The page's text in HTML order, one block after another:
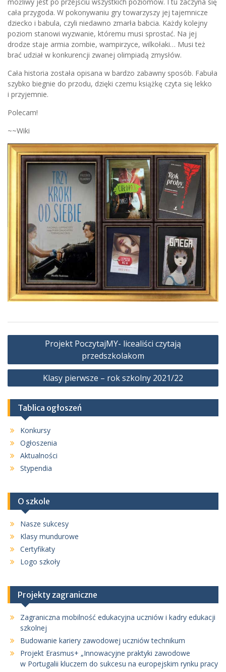
cała przygoda. W pokonywaniu gry towarzyszy jej tajemnicze
dziecko i babula, czyli niedawno zmarła babcia. Każdy kolejny
poziom stanowi wyzwanie, któremu musi sprostać. Na jej
drodze staje armia zombie, wampirzyce, wilkołaki… Musi też
brać udział w konkurencji zwanej olimpiadą zmysłów.
Cała historia została opisana w bardzo zabawny sposób. Fabuła
szybko biegnie do przodu, dzięki czemu książkę czyta się lekko
i przyjemnie.
Polecam!
~~Wiki
Nawigacja
Projekt PoczytajMY- licealiści czytają
przedszkolakom
Klasy pierwsze – rok szkolny 2021/22
Tablica ogłoszeń
Konkursy
Ogłoszenia
Aktualności
Stypendia
O szkole
Nasze sukcesy
Klasy mundurowe
Certyfikaty
Logo szkoły
Projekty zagraniczne
Zagraniczna mobilność edukacyjna uczniów i kadry edukacji
szkolnej
Budowanie kariery zawodowej uczniów technikum
Projekt Erasmus+ „Innowacyjne praktyki zawodowe
w Portugalii kluczem do sukcesu na europejskim rynku pracy